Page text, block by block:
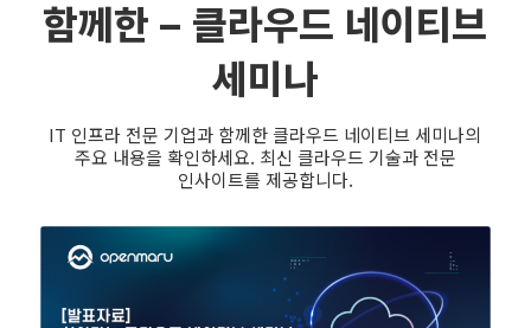
함께한 – 클라우드 네이티브
세미나
IT 인프라 전문 기업과 함께한 클라우드 네이티브 세미나의
주요 내용을 확인하세요. 최신 클라우드 기술과 전문
인사이트를 제공합니다.